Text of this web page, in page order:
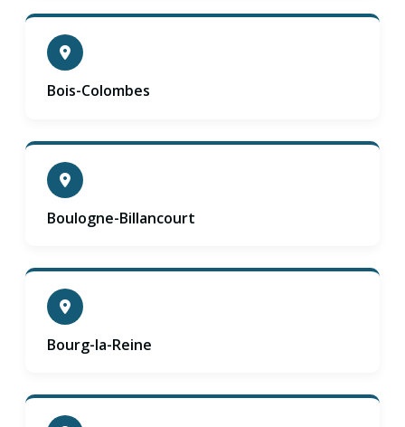
Bois-Colombes
Boulogne-Billancourt
Bourg-la-Reine